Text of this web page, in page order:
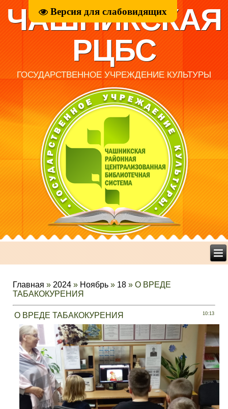
Версия для слабовидящих
ЧАШНИКСКАЯ
РЦБС
ГОСУДАРСТВЕННОЕ УЧРЕЖДЕНИЕ КУЛЬТУРЫ
Главная » 2024 » Ноябрь » 18 » О ВРЕДЕ
ТАБАКОКУРЕНИЯ
10:13
О ВРЕДЕ ТАБАКОКУРЕНИЯ